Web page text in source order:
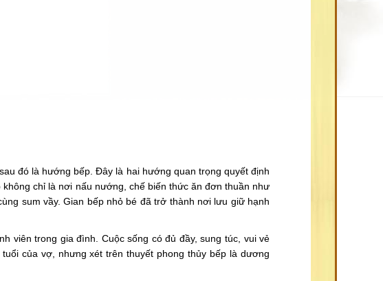
đó là hướng bếp. Đây là hai hướng quan trọng quyết định
chỉ là nơi nấu nướng, chế biến thức ăn đơn thuần như
sum vầy. Gian bếp nhỏ bé đã trở thành nơi lưu giữ hạnh
viên trong gia đình. Cuộc sống có đủ đầy, sung túc, vui vẻ
của vợ, nhưng xét trên thuyết phong thủy bếp là dương